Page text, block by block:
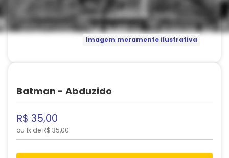
Imagem meramente ilustrativa
Batman - Abduzido
R$ 35,00
ou 1x de R$ 35,00